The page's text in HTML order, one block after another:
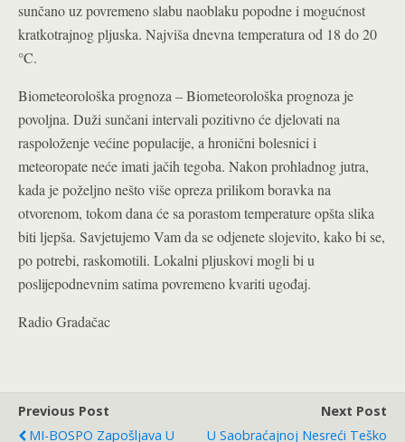
sunčano uz povremeno slabu naoblaku popodne i mogućnost
kratkotrajnog pljuska. Najviša dnevna temperatura od 18 do 20
°C.
Biometeorološka prognoza – Biometeorološka prognoza je
povoljna. Duži sunčani intervali pozitivno će djelovati na
raspoloženje većine populacije, a hronični bolesnici i
meteoropate neće imati jačih tegoba. Nakon prohladnog jutra,
kada je poželjno nešto više opreza prilikom boravka na
otvorenom, tokom dana će sa porastom temperature opšta slika
biti ljepša. Savjetujemo Vam da se odjenete slojevito, kako bi se,
po potrebi, raskomotili. Lokalni pljuskovi mogli bi u
poslijepodnevnim satima povremeno kvariti ugođaj.
Radio Gradačac
Previous Post
MI-BOSPO Zapošljava U
Next Post
U Saobraćajnoj Nesreći Teško